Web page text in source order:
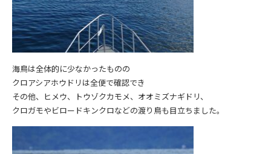
海鳥は全体的に少なかったものの
クロアシアホウドリは全便で確認でき
その他、ヒメウ、トウゾクカモメ、オオミズナギドリ、
クロガモやビロードキンクロなどの渡り鳥も目立ちました。